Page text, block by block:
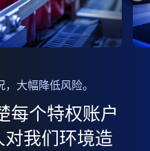
大幅降低风险。
每个特权账户
对我们环境造